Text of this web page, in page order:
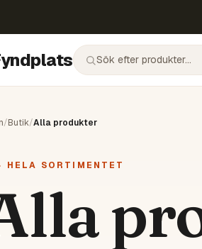
/Butik/Alla produkter
HELA SORTIMENTET